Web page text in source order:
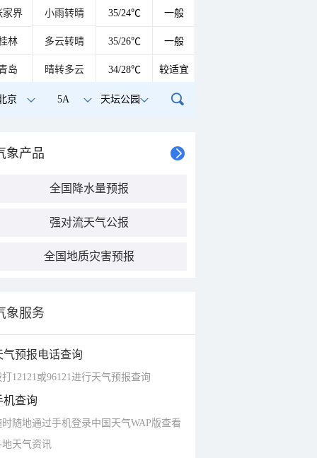
家界 小雨转晴 35/24℃ 一般
林 多云转晴 35/26℃ 一般
岛 晴转多云 34/28℃ 较适宜
京 5A 天坛公园
象产品
全国降水量预报
强对流天气公报
全国地质灾害预报
象服务
气预报电话查询
打12121或96121进行天气预报查询
机查询
时随地通过手机登录中国天气WAP版查看
地天气资讯